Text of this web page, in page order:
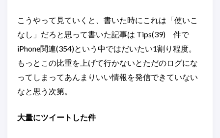
こうやって見ていくと、書いた時にこれは「使いこ
なし」だろと思って書いた記事は Tips(39) 件で
iPhone関連(354)という中ではだいたい1割り程度。
もっとこの比重を上げて行かないとただのログにな
ってしまってあんまりいい情報を発信できていない
なと思う次第。
大量にツイートした件